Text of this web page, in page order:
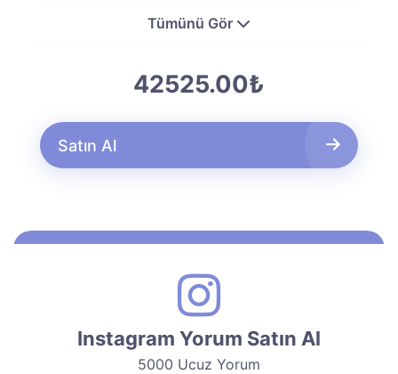
Tümünü Gör
42525.00₺
Satın Al
Instagram Yorum Satın Al
5000 Ucuz Yorum